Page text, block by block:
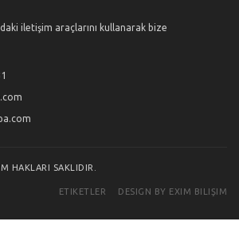
iletişim araçlarını kullanarak bize
HAKLARI SAKLIDIR.
ETIKETLER DESIGN BY EXIM BILIŞIM